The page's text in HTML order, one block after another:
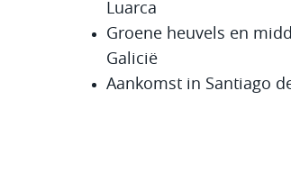
Luarca
Groene heuvels en
Galicië
Aankomst in Santiago